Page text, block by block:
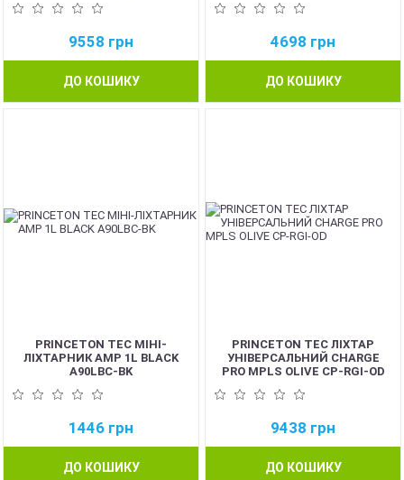
9558 грн
ДО КОШИКУ
4698 грн
ДО КОШИКУ
PRINCETON TEC МІНІ-
ЛІХТАРНИК AMP 1L BLACK
A90LBC-BK
1446 грн
ДО КОШИКУ
PRINCETON TEC ЛІХТАР
УНІВЕРСАЛЬНИЙ CHARGE
PRO MPLS OLIVE CP-RGI-OD
9438 грн
ДО КОШИКУ